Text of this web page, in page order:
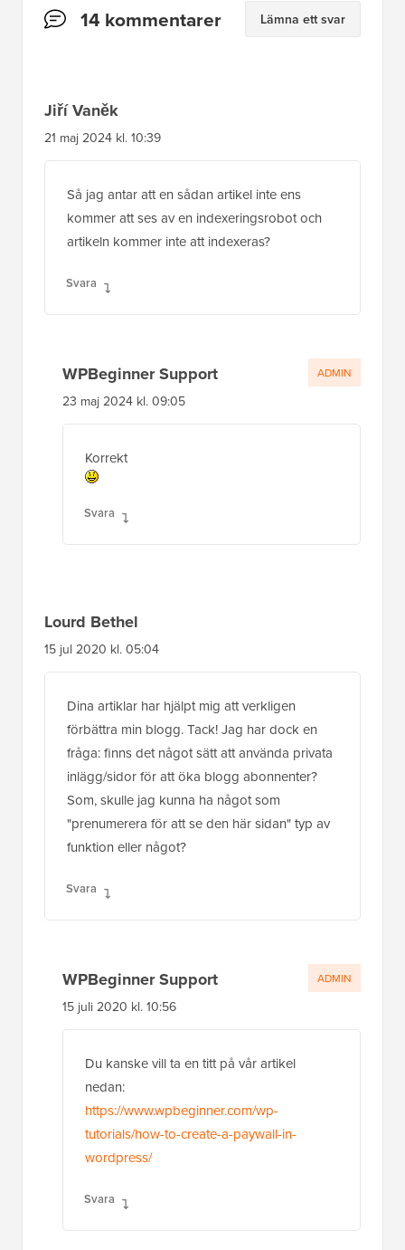
Läsarnas14 kommentarer Lämna ett svar
Jiří Vaněk
21 maj 2024 kl. 10:39
Så jag antar att en sådan artikel inte ens
kommer att ses av en indexeringsrobot och
artikeln kommer inte att indexeras?
Svara
WPBeginner Support
23 maj 2024 kl. 09:05
Korrekt
Svara
ADMIN
Lourd Bethel
15 jul 2020 kl. 05:04
Dina artiklar har hjälpt mig att verkligen
förbättra min blogg. Tack! Jag har dock en
fråga: finns det något sätt att använda privata
inlägg/sidor för att öka blogg abonnenter?
Som, skulle jag kunna ha något som
"prenumerera för att se den här sidan" typ av
funktion eller något?
Svara
WPBeginner Support
15 juli 2020 kl. 10:56
Du kanske vill ta en titt på vår artikel
nedan:
https://www.wpbeginner.com/wp-
tutorials/how-to-create-a-paywall-in-
wordpress/
Svara
ADMIN